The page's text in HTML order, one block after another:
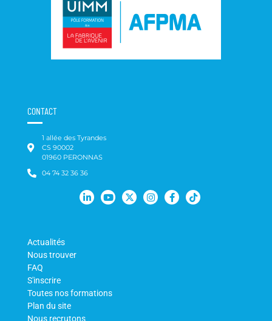
CONTACT
1 allée des Tyrandes
CS 90002
01960 PERONNAS
04 74 32 36 36
Actualités
Nous trouver
FAQ
S'inscrire
Toutes nos formations
Plan du site
Nous recrutons